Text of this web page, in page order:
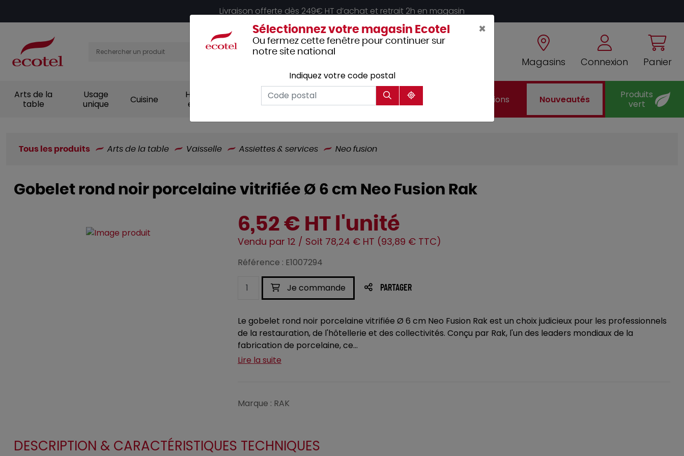
Livraison offerte dès 249€ HT d’achat et retrait 2h en magasin
Magasins Connexion Panier
Arts de la
table
Usage
unique
Cuisine
Hygiène et
entretien
Vêtements
professionnels
Hôtellerie Mobilier Promotions Nouveautés
Produits
vert
Tous les produits Arts de la table Vaisselle Assiettes & services Neo fusion
Gobelet rond noir porcelaine vitrifiée Ø 6 cm Neo Fusion Rak
6,52 € HT l'unité
Vendu par 12 / Soit 78,24 € HT (93,89 € TTC)
Référence : E1007294
Je commande PARTAGER
Le gobelet rond noir porcelaine vitrifiée Ø 6 cm Neo Fusion Rak est un choix judicieux pour les professionnels
de la restauration, de l'hôtellerie et des collectivités. Conçu par Rak, l'un des leaders mondiaux de la
fabrication de porcelaine, ce...
Lire la suite
Marque : RAK
DESCRIPTION & CARACTÉRISTIQUES TECHNIQUES
×
Sélectionnez votre magasin Ecotel
Ou fermez cette fenêtre pour continuer sur
notre site national
Indiquez votre code postal